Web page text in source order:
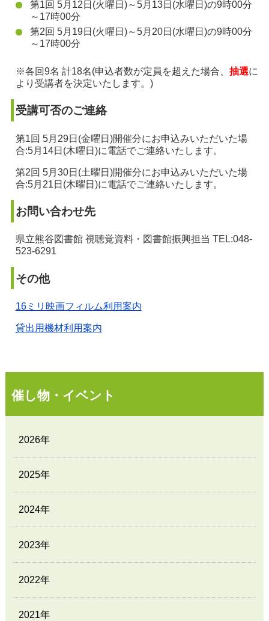
第1回 5月12日(火曜日)～5月13日(水曜日)の9時00分
～17時00分
第2回 5月19日(火曜日)～5月20日(水曜日)の9時00分
～17時00分
※各回9名 計18名(申込者数が定員を超えた場合、 抽選に
より受講者を決定いたします。)
受講可否のご連絡
第1回 5月29日(金曜日)開催分にお申込みいただいた場
合:5月14日(木曜日)に電話でご連絡いたします。
第2回 5月30日(土曜日)開催分にお申込みいただいた場
合:5月21日(木曜日)に電話でご連絡いたします。
お問い合わせ先
県立熊谷図書館 視聴覚資料・図書館振興担当 TEL:048-
523-6291
その他
16ミリ映画フィルム利用案内
貸出用機材利用案内
催し物・イベント
2026年
2025年
2024年
2023年
2022年
2021年